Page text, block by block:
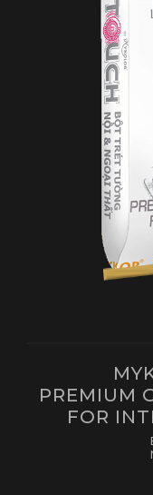
PREMIUM
FOR